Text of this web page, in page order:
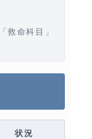
命科目」
状況